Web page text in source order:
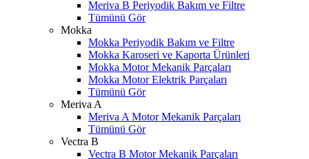
Meriva B Periyodik Bakım ve Filtre
Tümünü Gör
Mokka
Mokka Periyodik Bakım ve Filtre
Mokka Karoseri ve Kaporta Ürünleri
Mokka Motor Mekanik Parçaları
Mokka Motor Elektrik Parçaları
Tümünü Gör
Meriva A
Meriva A Motor Mekanik Parçaları
Tümünü Gör
Vectra B
Vectra B Motor Mekanik Parçaları